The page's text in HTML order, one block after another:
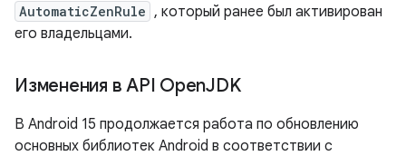
AutomaticZenRule , который ранее был активирован
его владельцами.
Изменения в API OpenJDK
В Android 15 продолжается работа по обновлению
основных библиотек Android в соответствии с